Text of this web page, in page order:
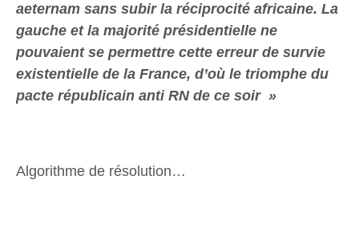
aeternam sans subir la réciprocité africaine. La
gauche et la majorité présidentielle ne
pouvaient se permettre cette erreur de survie
existentielle de la France, d’où le triomphe du
pacte républicain anti RN de ce soir »
Algorithme de résolution…